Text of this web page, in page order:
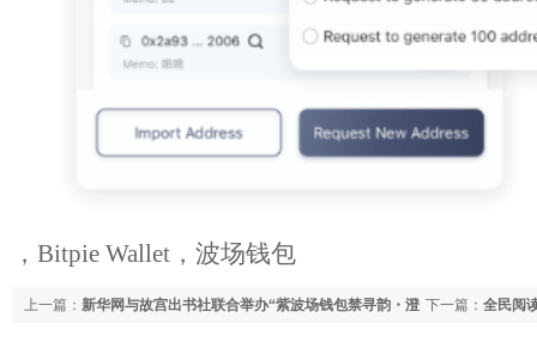
，Bitpie Wallet，波场钱包
下一篇： 全民阅
上一篇： 新华网与故宫出书社联合举办“紫波场钱包禁寻韵・澄